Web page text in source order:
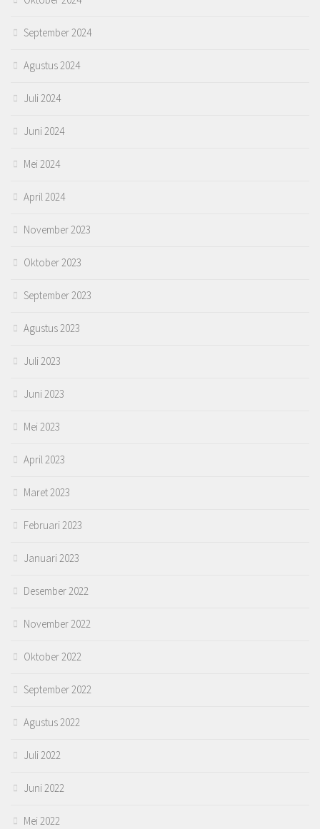
September 2024
Agustus 2024
Juli 2024
Juni 2024
Mei 2024
April 2024
November 2023
Oktober 2023
September 2023
Agustus 2023
Juli 2023
Juni 2023
Mei 2023
April 2023
Maret 2023
Februari 2023
Januari 2023
Desember 2022
November 2022
Oktober 2022
September 2022
Agustus 2022
Juli 2022
Juni 2022
Mei 2022